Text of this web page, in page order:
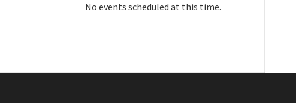
No events scheduled at this time.